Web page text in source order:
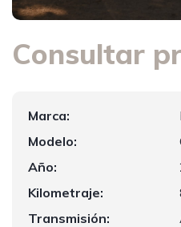
Consultar
Marca:
Modelo:
Año:
Kilometraje:
Transmisión: